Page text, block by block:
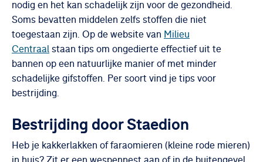
nodig en het kan schadelijk zijn voor de gezondheid.
Soms bevatten middelen zelfs stoffen die niet
toegestaan zijn. Op de website van Milieu
Centraal staan tips om ongedierte effectief uit te
bannen op een natuurlijke manier of met minder
schadelijke gifstoffen. Per soort vind je tips voor
bestrijding.
Bestrijding door Staedion
Heb je kakkerlakken of faraomieren (kleine rode mieren)